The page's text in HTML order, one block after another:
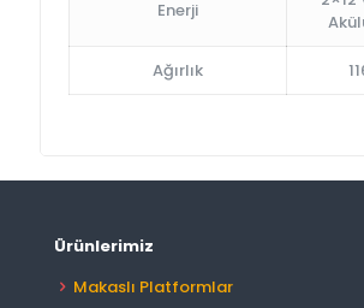
Enerji
Ağırlık
Ürünlerimiz
Makaslı Platformlar